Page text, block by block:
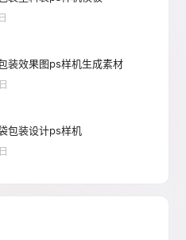
装效果图ps样机生成素材
包装设计ps样机